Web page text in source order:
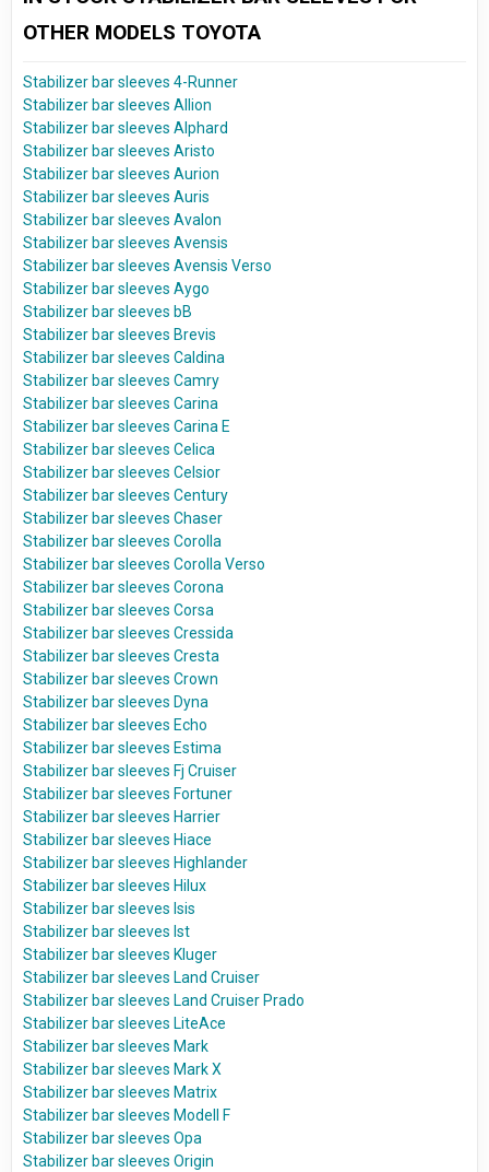
OTHER MODELS TOYOTA
Stabilizer bar sleeves 4-Runner
Stabilizer bar sleeves Allion
Stabilizer bar sleeves Alphard
Stabilizer bar sleeves Aristo
Stabilizer bar sleeves Aurion
Stabilizer bar sleeves Auris
Stabilizer bar sleeves Avalon
Stabilizer bar sleeves Avensis
Stabilizer bar sleeves Avensis Verso
Stabilizer bar sleeves Aygo
Stabilizer bar sleeves bB
Stabilizer bar sleeves Brevis
Stabilizer bar sleeves Caldina
Stabilizer bar sleeves Camry
Stabilizer bar sleeves Carina
Stabilizer bar sleeves Carina E
Stabilizer bar sleeves Celica
Stabilizer bar sleeves Celsior
Stabilizer bar sleeves Century
Stabilizer bar sleeves Chaser
Stabilizer bar sleeves Corolla
Stabilizer bar sleeves Corolla Verso
Stabilizer bar sleeves Corona
Stabilizer bar sleeves Corsa
Stabilizer bar sleeves Cressida
Stabilizer bar sleeves Cresta
Stabilizer bar sleeves Crown
Stabilizer bar sleeves Dyna
Stabilizer bar sleeves Echo
Stabilizer bar sleeves Estima
Stabilizer bar sleeves Fj Cruiser
Stabilizer bar sleeves Fortuner
Stabilizer bar sleeves Harrier
Stabilizer bar sleeves Hiace
Stabilizer bar sleeves Highlander
Stabilizer bar sleeves Hilux
Stabilizer bar sleeves Isis
Stabilizer bar sleeves Ist
Stabilizer bar sleeves Kluger
Stabilizer bar sleeves Land Cruiser
Stabilizer bar sleeves Land Cruiser Prado
Stabilizer bar sleeves LiteAce
Stabilizer bar sleeves Mark
Stabilizer bar sleeves Mark X
Stabilizer bar sleeves Matrix
Stabilizer bar sleeves Modell F
Stabilizer bar sleeves Opa
Stabilizer bar sleeves Origin